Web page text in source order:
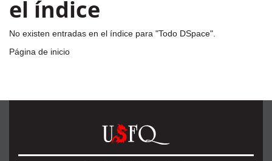
el índice
No existen entradas en el índice para "Todo DSpace".
Página de inicio